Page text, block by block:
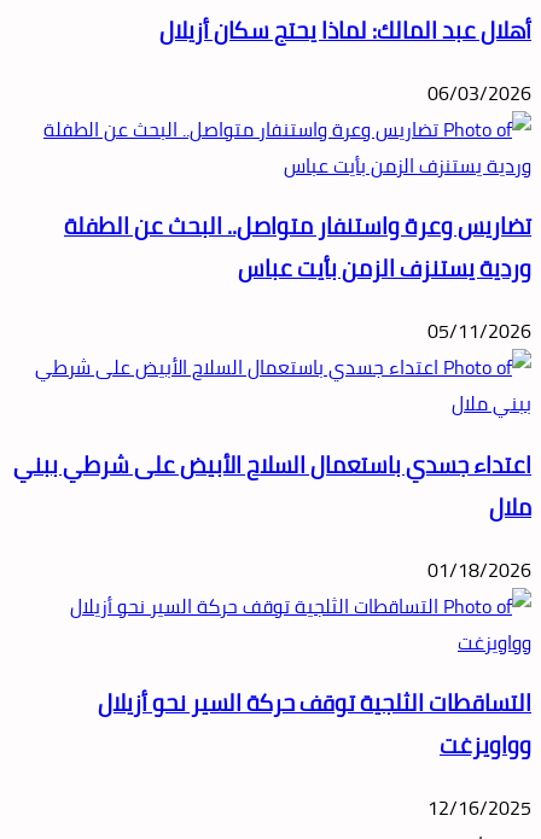
أهلال عبد المالك: لماذا يحتج سكان أزيلال
06/03/2026
تضاريس وعرة واستنفار متواصل.. البحث عن الطفلة
وردية يستنزف الزمن بأيت عباس
05/11/2026
اعتداء جسدي باستعمال السلاح الأبيض على شرطي ببني
ملال
01/18/2026
التساقطات الثلجية توقف حركة السير نحو أزيلال
وواويزغت
12/16/2025